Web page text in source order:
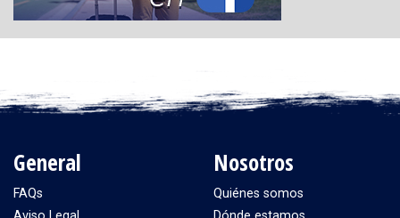
General
FAQs
Nosotros
Quiénes somos